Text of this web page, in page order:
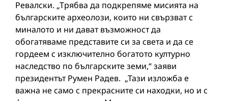
Ревалски. „Трябва да подкрепяме мисията на
българските археолози, които ни свързват с
миналото и ни дават възможност да
обогатяваме представите си за света и да се
гордеем с изключително богатото културно
наследство по българските земи,“ заяви
президентът Румен Радев. „Тази изложба е
важна не само с прекрасните си находки, но и с